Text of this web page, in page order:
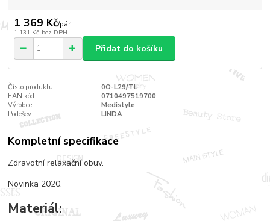
1 369 Kč/pár
1 131 Kč bez DPH
Přidat do košíku
Číslo produktu:
0O-L29/TL
EAN kód:
0710497519700
Výrobce:
Medistyle
Podešev:
LINDA
Kompletní specifikace
Zdravotní relaxační obuv.
Novinka 2020.
Materiál: